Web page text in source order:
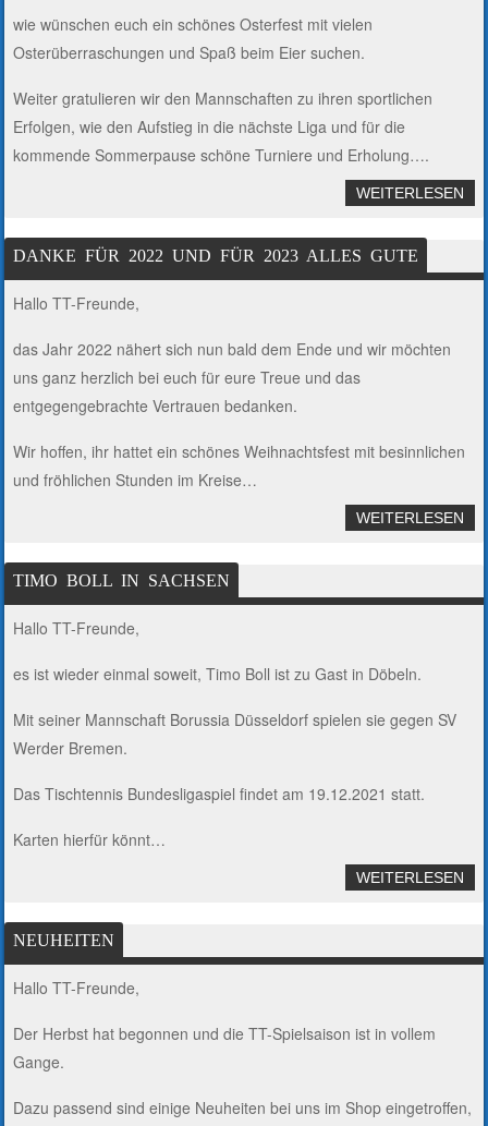
wie wünschen euch ein schönes Osterfest mit vielen
Osterüberraschungen und Spaß beim Eier suchen.
Weiter gratulieren wir den Mannschaften zu ihren sportlichen
Erfolgen, wie den Aufstieg in die nächste Liga und für die
kommende Sommerpause schöne Turniere und Erholung….
WEITERLESEN
DANKE FÜR 2022 UND FÜR 2023 ALLES GUTE
Hallo TT-Freunde,
das Jahr 2022 nähert sich nun bald dem Ende und wir möchten
uns ganz herzlich bei euch für eure Treue und das
entgegengebrachte Vertrauen bedanken.
Wir hoffen, ihr hattet ein schönes Weihnachtsfest mit besinnlichen
und fröhlichen Stunden im Kreise…
WEITERLESEN
TIMO BOLL IN SACHSEN
Hallo TT-Freunde,
es ist wieder einmal soweit, Timo Boll ist zu Gast in Döbeln.
Mit seiner Mannschaft Borussia Düsseldorf spielen sie gegen SV
Werder Bremen.
Das Tischtennis Bundesligaspiel findet am 19.12.2021 statt.
Karten hierfür könnt…
WEITERLESEN
NEUHEITEN
Hallo TT-Freunde,
Der Herbst hat begonnen und die TT-Spielsaison ist in vollem
Gange.
Dazu passend sind einige Neuheiten bei uns im Shop eingetroffen,